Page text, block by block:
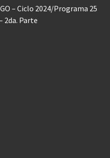
– Ciclo 2024/Programa 25
2da. Parte